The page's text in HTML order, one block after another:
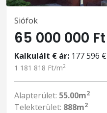
Siófok
65 000 000 Ft
Kalkulált € ár: 177 596 €
1 181 818 Ft/m2
Alapterület: 55.00m2
Telekterület: 888m2